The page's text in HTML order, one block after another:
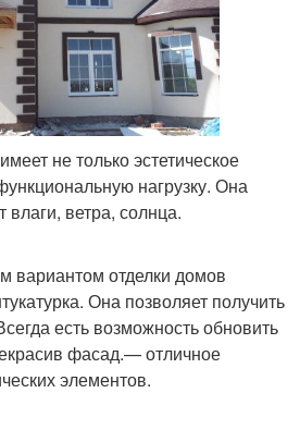
не только эстетическое
нагрузку. Она
ветра, солнца.
вариантом отделки домов
Она позволяет получить
есть возможность обновить
фасад.— отличное
элементов.